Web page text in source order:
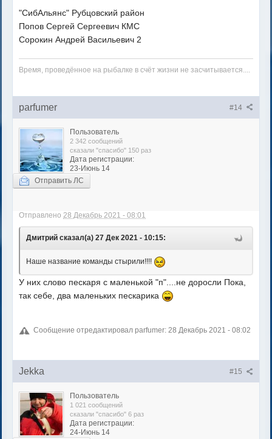
"СибАльянс" Рубцовский район
Попов Сергей Сергеевич КМС
Сорокин Андрей Васильевич 2
Время, проведённое на рыбалке в счёт жизни не засчитывается....
#14
parfumer
Пользователь
2 342 сообщений
сказали "спасибо" 150 раз
Дата регистрации:
23-Июнь 14
Отправить ЛС
Отправлено 28 Декабрь 2021 - 08:01
Дмитрий сказал(а) 27 Дек 2021 - 10:15:
Наше название команды стырили!!!!
У них слово пескаря с маленькой "п"....не доросли Пока,
так себе, два маленьких пескарика
Сообщение отредактировал parfumer: 28 Декабрь 2021 - 08:02
#15
Jekka
Пользователь
1 021 сообщений
сказали "спасибо" 6 раз
Дата регистрации:
24-Июнь 14